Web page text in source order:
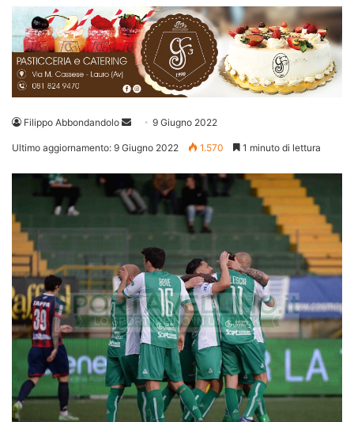
Filippo Abbondandolo
Invia 9 Giugno 2022
Ultimo aggiornamento: 9 Giugno 2022 1.570 1 minuto di lettura